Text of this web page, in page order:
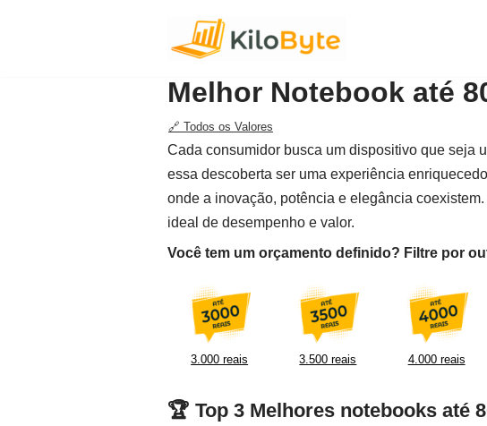
Melhor Notebook até
🔗 Todos os Valores
Cada consumidor busca um dispositivo que seja
essa descoberta ser uma experiência
onde a inovação, potência e elegância
ideal de desempenho e valor.
Você tem um orçamento definido? Filtre por
3.000 reais 3.500 reais 4.000 reais
🏆 Top 3 Melhores notebooks até